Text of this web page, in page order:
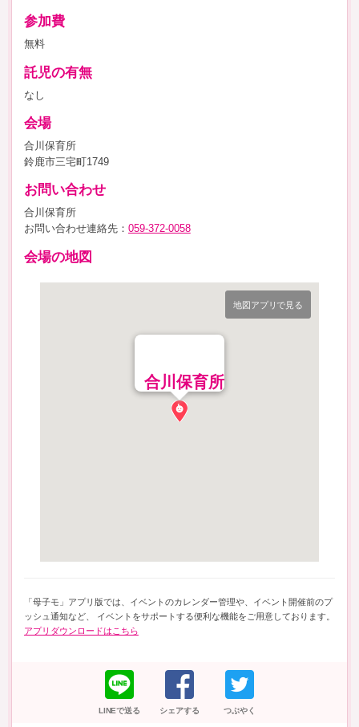
参加費
無料
託児の有無
なし
会場
合川保育所
鈴鹿市三宅町1749
お問い合わせ
合川保育所
お問い合わせ連絡先： 059-372-0058
会場の地図
地図アプリで見る
合川保育所
「母子モ」アプリ版では、イベントのカレンダー管理や、イベント開催前のプ
ッシュ通知など、 イベントをサポートする便利な機能をご用意しております。
アプリダウンロードはこちら
LINEで送る シェアする つぶやく